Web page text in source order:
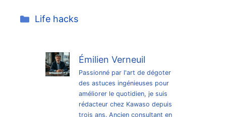
Catégories
Life hacks
Émilien Verneuil
Passionné par l'art de dégoter
des astuces ingénieuses pour
améliorer le quotidien, je suis
rédacteur chez Kawaso depuis
trois ans. Ancien consultant en